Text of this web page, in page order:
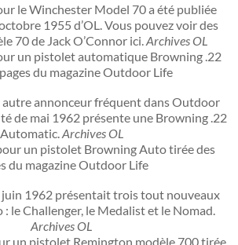
le Winchester Model 70 a été publiée
1955 d’OL. Vous pouvez voir des
70 de Jack O’Connor ici.Archives OL
annonceur fréquent dans Outdoor
de mai 1962 présente une Browning .22
Automatic. Archives OL
1962 présentait trois tout nouveaux
le Challenger, le Medalist et le Nomad.
Archives OL